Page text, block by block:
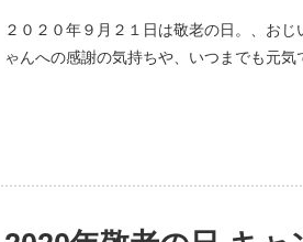
２０２０年９月２１日は敬老の日。、おじ
ゃんへの感謝の気持ちや、いつまでも元気